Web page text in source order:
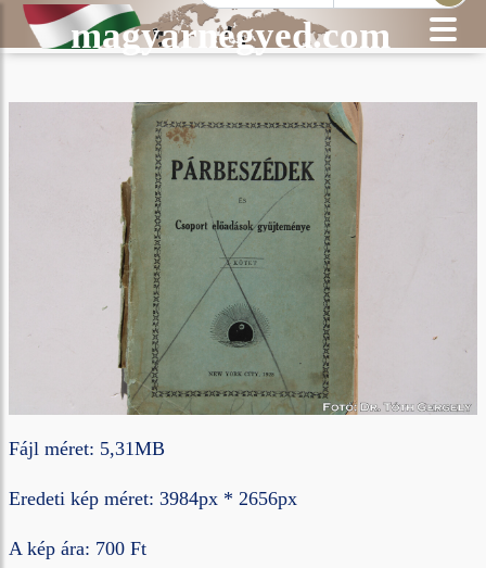
magyarnegyed.com
Fájl méret: 5,31MB
Eredeti kép méret: 3984px * 2656px
A kép ára: 700 Ft